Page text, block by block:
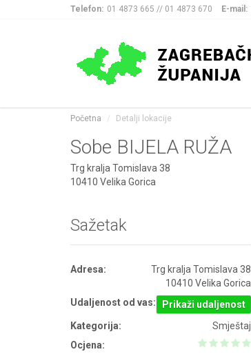
Telefon: 01 4873 665 // 01 4873 670 E-mail:
Početna Detalji lokacije
Sobe BIJELA RUŽA
Trg kralja Tomislava 38
10410 Velika Gorica
Sažetak
Adresa:
Trg kralja Tomislava 38
10410 Velika Gorica
Udaljenost od vas:
Prikaži udaljenost
Kategorija:
Smještaj
Ocjena: